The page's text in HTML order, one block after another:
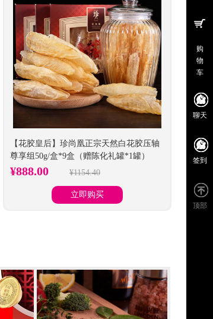
购
物
车
聊天
签到
顶部
【花胶皇后】珍尚凰正宗天然白花胶压轴
尊享组50g/盒*9盒（赠陈化礼罐*1罐）
¥888.00 ¥1154.40
立即购买